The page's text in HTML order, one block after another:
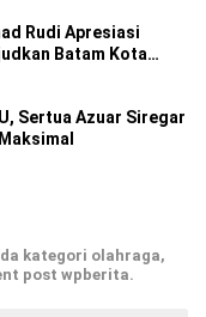
Rudi Apresiasi
Batam Kota
Sertua Azuar Siregar
kategori olahraga,
post wpberita.